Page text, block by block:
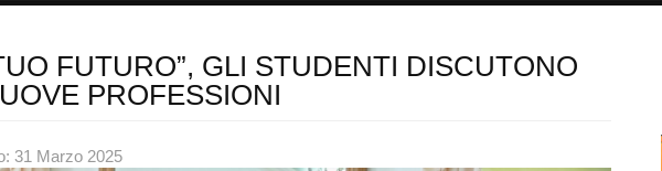
FUTURO”, GLI STUDENTI DISCUTONO
PROFESSIONI
31 Marzo 2025